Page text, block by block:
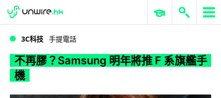
不再膠？Samsung 明年將推 F 系旗艦手機
WWDC 2026 ERP 與商業 AI
3C科技 手提電話
不再膠？Samsung 明年將推 F 系旗艦手
機